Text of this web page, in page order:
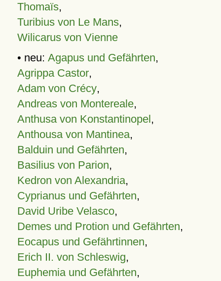
Thomaïs,
Turibius von Le Mans,
Wilicarus von Vienne
• neu: Agapus und Gefährten,
Agrippa Castor,
Adam von Crécy,
Andreas von Montereale,
Anthusa von Konstantinopel,
Anthousa von Mantinea,
Balduin und Gefährten,
Basilius von Parion,
Kedron von Alexandria,
Cyprianus und Gefährten,
David Uribe Velasco,
Demes und Protion und Gefährten,
Eocapus und Gefährtinnen,
Erich II. von Schleswig,
Euphemia und Gefährten,